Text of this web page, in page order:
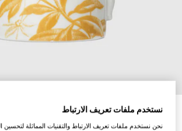
كوب مزيّن برسم هيرباريوم
نستخدم ملفات تعريف الارتباط
نحن نستخدم ملفات تعريف الارتباط والتقنيات المماثلة لتحسين